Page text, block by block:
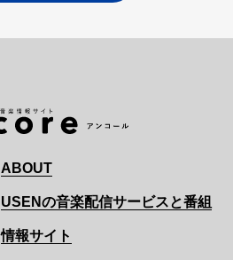
ABOUT
USENの音楽配信サービスと番組
情報サイト